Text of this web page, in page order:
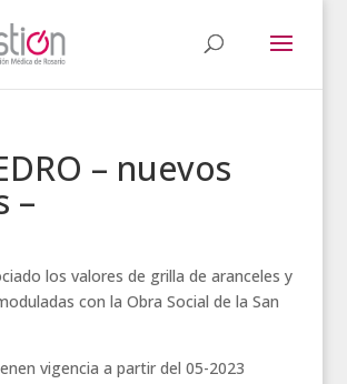
– nuevos
–
los valores de grilla de aranceles y
con la Obra Social de la San
vigencia a partir del 05-2023